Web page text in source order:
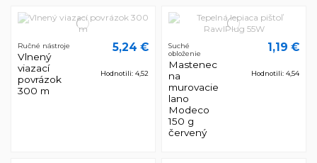
Ručné nástroje
Vlnený
viazací
povrázok
300 m
5,24 €
Hodnotili: 4,52
Suché
obloženie
Mastenec
na
murovacie
lano
Modeco
150 g
červený
1,19 €
Hodnotili: 4,54